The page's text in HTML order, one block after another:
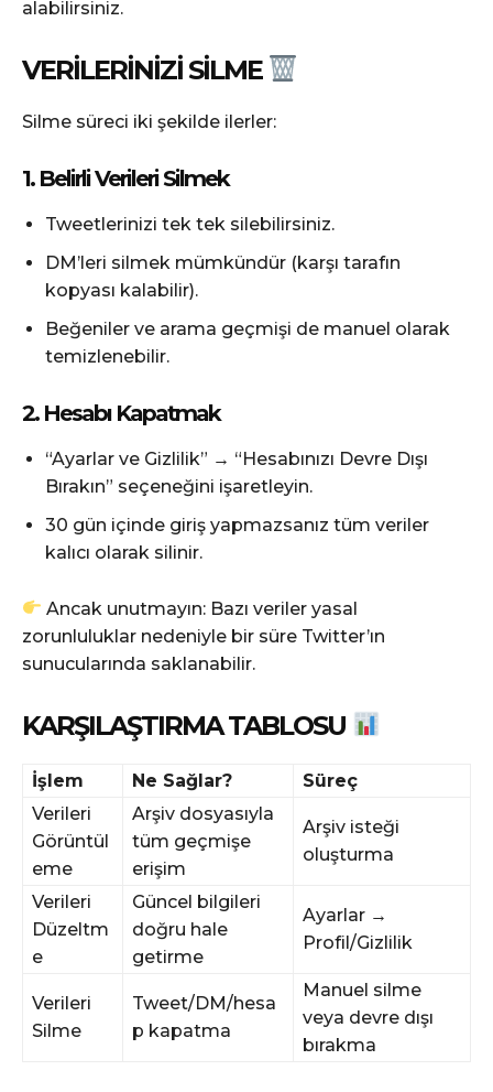
alabilirsiniz.
VERILERINIZI SILME
Silme süreci iki şekilde ilerler:
1. Belirli Verileri Silmek
Tweetlerinizi tek tek silebilirsiniz.
DM’leri silmek mümkündür (karşı tarafın
kopyası kalabilir).
Beğeniler ve arama geçmişi de manuel olarak
temizlenebilir.
2. Hesabı Kapatmak
“Ayarlar ve Gizlilik” → “Hesabınızı Devre Dışı
Bırakın” seçeneğini işaretleyin.
30 gün içinde giriş yapmazsanız tüm veriler
kalıcı olarak silinir.
Ancak unutmayın: Bazı veriler yasal
zorunluluklar nedeniyle bir süre Twitter’ın
sunucularında saklanabilir.
KARŞILAŞTIRMA TABLOSU
İşlem Ne Sağlar?
Süreç
Verileri
Görüntül
eme
Arşiv dosyasıyla
tüm geçmişe
erişim
Arşiv isteği
oluşturma
Verileri
Düzeltm
e
Güncel bilgileri
doğru hale
getirme
Ayarlar →
Profil/Gizlilik
Verileri
Silme
Tweet/DM/hesa
p kapatma
Manuel silme
veya devre dışı
bırakma